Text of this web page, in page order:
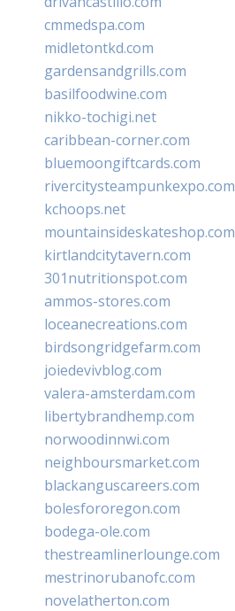
cmmedspa.com
midletontkd.com
gardensandgrills.com
basilfoodwine.com
nikko-tochigi.net
caribbean-corner.com
bluemoongiftcards.com
rivercitysteampunkexpo.com
kchoops.net
mountainsideskateshop.com
kirtlandcitytavern.com
301nutritionspot.com
ammos-stores.com
loceanecreations.com
birdsongridgefarm.com
joiedevivblog.com
valera-amsterdam.com
libertybrandhemp.com
norwoodinnwi.com
neighboursmarket.com
blackanguscareers.com
bolesfororegon.com
bodega-ole.com
thestreamlinerlounge.com
mestrinorubanofc.com
novelatherton.com